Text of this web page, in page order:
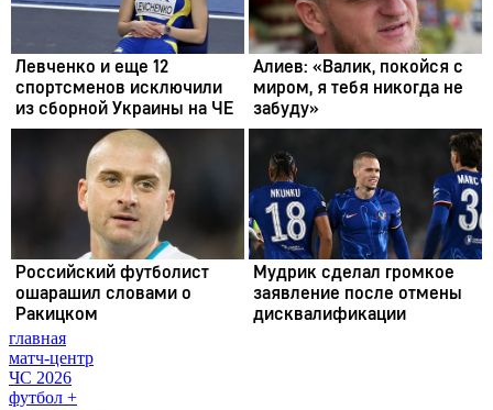
главная
матч-центр
ЧС 2026
футбол +